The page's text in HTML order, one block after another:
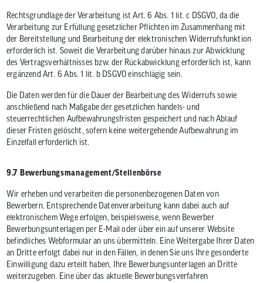
Rechtsgrundlage der Verarbeitung ist Art. 6 Abs. 1 lit. c DSGVO, da die
Verarbeitung zur Erfüllung gesetzlicher Pflichten im Zusammenhang mit
der Bereitstellung und Bearbeitung der elektronischen Widerrufsfunktion
erforderlich ist. Soweit die Verarbeitung darüber hinaus zur Abwicklung
des Vertragsverhältnisses bzw. der Rückabwicklung erforderlich ist, kann
ergänzend Art. 6 Abs. 1 lit. b DSGVO einschlägig sein.
Die Daten werden für die Dauer der Bearbeitung des Widerrufs sowie
anschließend nach Maßgabe der gesetzlichen handels- und
steuerrechtlichen Aufbewahrungsfristen gespeichert und nach Ablauf
dieser Fristen gelöscht, sofern keine weitergehende Aufbewahrung im
Einzelfall erforderlich ist.
9.7 Bewerbungsmanagement/Stellenbörse
Wir erheben und verarbeiten die personenbezogenen Daten von
Bewerbern. Entsprechende Datenverarbeitung kann dabei auch auf
elektronischem Wege erfolgen, beispielsweise, wenn Bewerber
Bewerbungsunterlagen per E-Mail oder über ein auf unserer Website
befindliches Webformular an uns übermitteln. Eine Weitergabe Ihrer Daten
an Dritte erfolgt dabei nur in den Fällen, in denen Sie uns Ihre gesonderte
Einwilligung dazu erteilt haben, Ihre Bewerbungsunterlagen an Dritte
weiterzugeben. Eine über das aktuelle Bewerbungsverfahren